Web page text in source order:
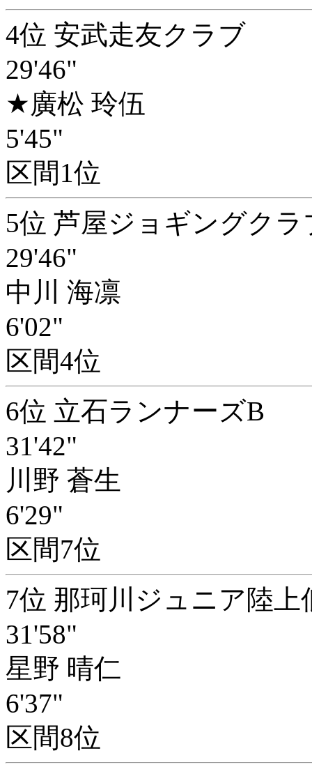
4位 安武走友クラブ
29'46"
★廣松 玲伍
5'45"
区間1位
5位 芦屋ジョギングクラ
29'46"
中川 海凛
6'02"
区間4位
6位 立石ランナーズB
31'42"
川野 蒼生
6'29"
区間7位
7位 那珂川ジュニア陸上
31'58"
星野 晴仁
6'37"
区間8位